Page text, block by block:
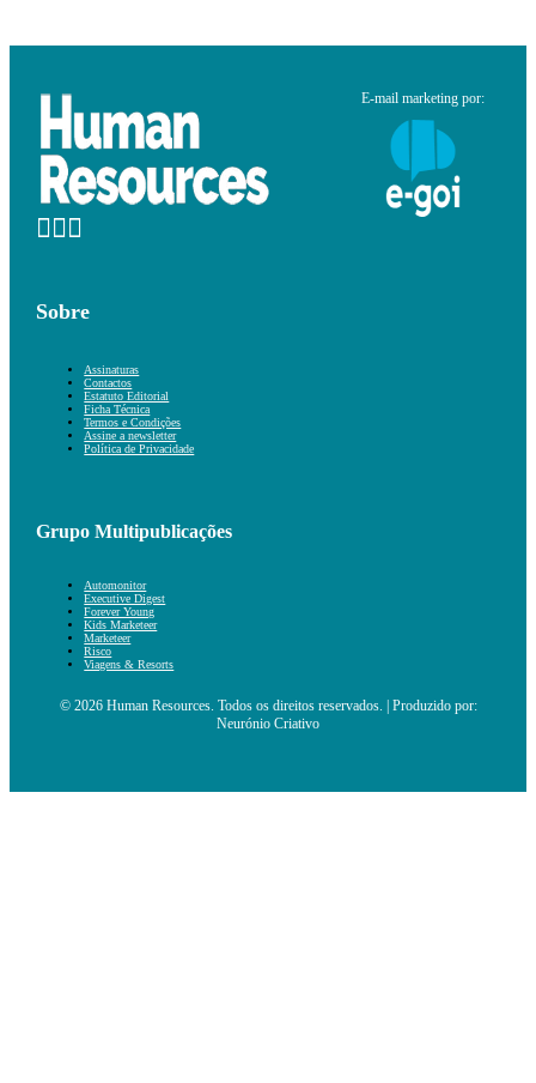
E-mail marketing por:
Sobre
Assinaturas
Contactos
Estatuto Editorial
Ficha Técnica
Termos e Condições
Assine a newsletter
Política de Privacidade
Grupo Multipublicações
Automonitor
Executive Digest
Forever Young
Kids Marketeer
Marketeer
Risco
Viagens & Resorts
© 2026 Human Resources. Todos os direitos reservados. | Produzido por:
Neurónio Criativo